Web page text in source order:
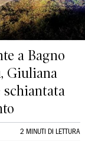
a Bagno
Giuliana
schiantata
2 MINUTI DI LETTURA